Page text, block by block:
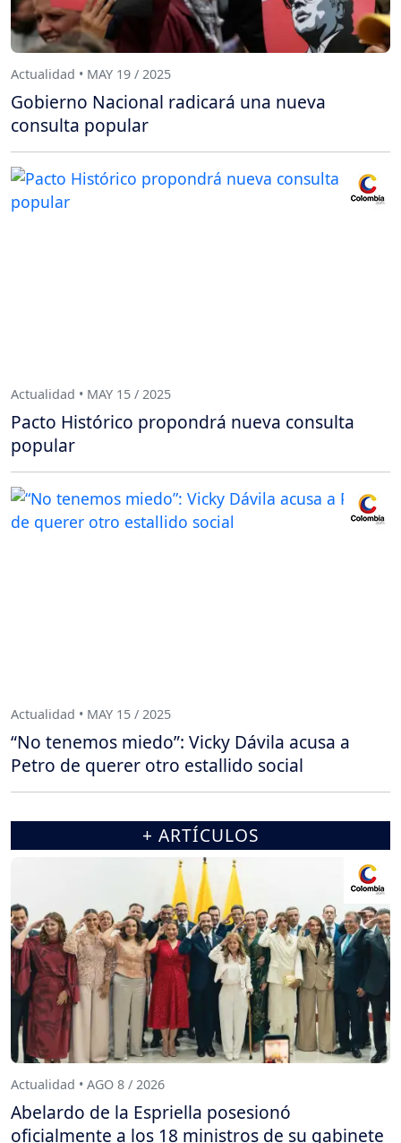
Actualidad • MAY 19 / 2025
Gobierno Nacional radicará una nueva
consulta popular
Actualidad • MAY 15 / 2025
Pacto Histórico propondrá nueva consulta
popular
Actualidad • MAY 15 / 2025
“No tenemos miedo”: Vicky Dávila acusa a
Petro de querer otro estallido social
+ ARTÍCULOS
Actualidad • AGO 8 / 2026
Abelardo de la Espriella posesionó
oficialmente a los 18 ministros de su gabinete